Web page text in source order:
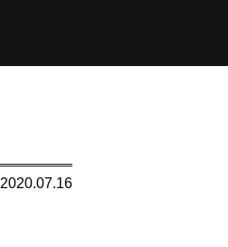
2020.07.16